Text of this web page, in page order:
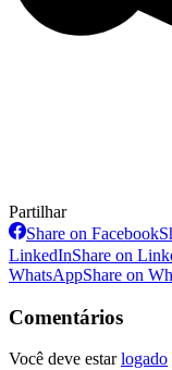
Partilhar
Share on Facebook
LinkedInShare on
WhatsAppShare on
Comentários
Você deve estarlogado